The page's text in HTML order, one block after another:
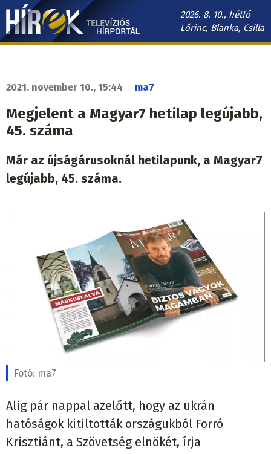
Ugrás
tartalomra
2026. 8. 10., hétfő
Lőrinc, Blanka, Csilla
Hírek.sk
2021. november 10., 15:44 ma7
Megjelent a Magyar7 hetilap legújabb,
45. száma
Már az újságárusoknál hetilapunk, a Magyar7
legújabb, 45. száma.
Fotó: ma7
Alig pár nappal azelőtt, hogy az ukrán
hatóságok kitiltották országukból Forró
Krisztiánt, a Szövetség elnökét, írja